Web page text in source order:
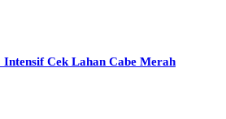
Intensif Cek Lahan Cabe Merah